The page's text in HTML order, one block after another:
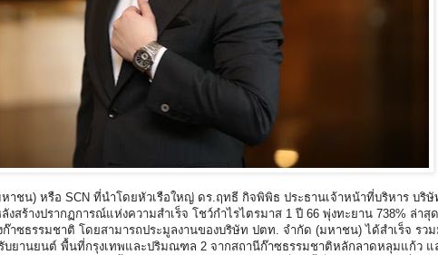
าชน) หรือ SCN ที่นำโดยหัวเรือใหญ่ ดร.ฤทธี กิจพิพิธ ประธานเจ้าหน้าที่บริหาร บริ
สร้างปรากฏการณ์แห่งความสำเร็จ โชว์กำไรไตรมาส 1 ปี 66 พุ่งทะยาน 738% ล่าสุ
าซธรรมชาติ โดยสามารถประมูลงานของบริษัท ปตท. จำกัด (มหาชน) ได้สำเร็จ รวม
บยานยนต์ พื้นที่กรุงเทพและปริมณฑล 2 จากสถานีก๊าซธรรมชาติหลักลาดหลุมแก้ว แ